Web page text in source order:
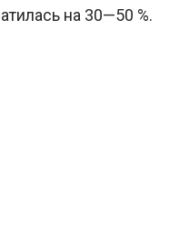
на 30—50 %.